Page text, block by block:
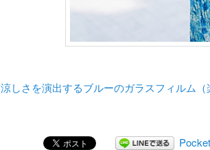
涼しさを演出するブルーのガラスフィルム（
Pocket